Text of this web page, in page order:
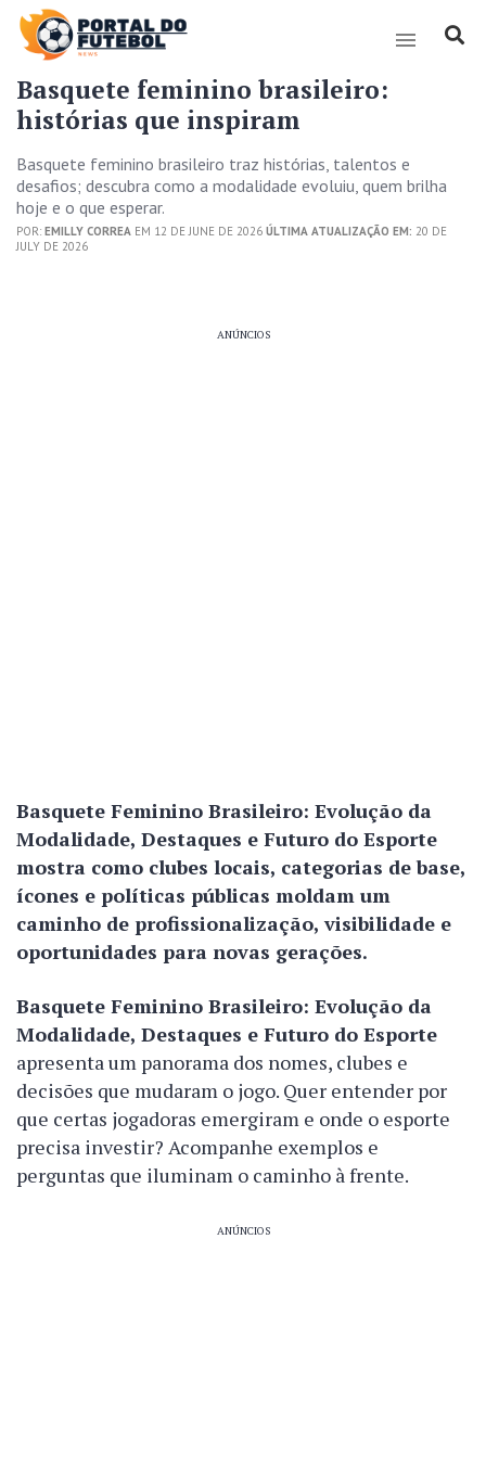
Basquete feminino brasileiro:
histórias que inspiram
Basquete feminino brasileiro traz histórias, talentos e
desafios; descubra como a modalidade evoluiu, quem brilha
hoje e o que esperar.
POR: EMILLY CORREA EM 12 DE JUNE DE 2026 ÚLTIMA ATUALIZAÇÃO EM: 20 DE
JULY DE 2026
ANÚNCIOS
Basquete Feminino Brasileiro: Evolução da
Modalidade, Destaques e Futuro do Esporte
mostra como clubes locais, categorias de base,
ícones e políticas públicas moldam um
caminho de profissionalização, visibilidade e
oportunidades para novas gerações.
Basquete Feminino Brasileiro: Evolução da
Modalidade, Destaques e Futuro do Esporte
apresenta um panorama dos nomes, clubes e
decisões que mudaram o jogo. Quer entender por
que certas jogadoras emergiram e onde o esporte
precisa investir? Acompanhe exemplos e
perguntas que iluminam o caminho à frente.
ANÚNCIOS